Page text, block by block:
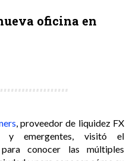
oficina en
, proveedor de liquidez FX
y emergentes, visitó el
conocer las múltiples